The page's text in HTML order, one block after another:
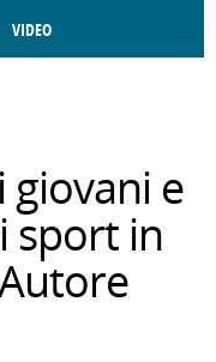
VIDEO
e
sport in